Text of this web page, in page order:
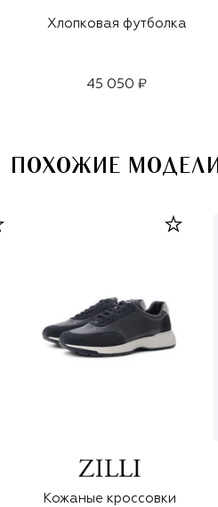
Хлопковая футболка
45 050 ₽
ПОХОЖИЕ МОДЕЛИ
Кожаные кроссовки